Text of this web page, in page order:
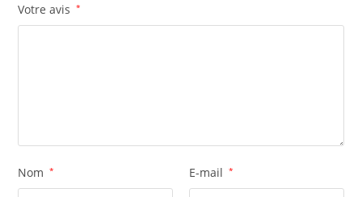
Votre avis *
Nom * E-mail *